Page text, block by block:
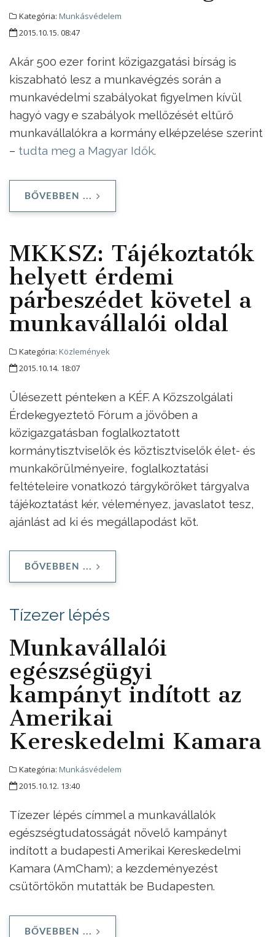
Kategória: Munkásvédelem
2015.10.15. 08:47
Akár 500 ezer forint közigazgatási bírság is
kiszabható lesz a munkavégzés során a
munkavédelmi szabályokat figyelmen kívül
hagyó vagy e szabályok mellőzését eltűrő
munkavállalókra a kormány elképzelése szerint
– tudta meg a Magyar Idők.
BŐVEBBEN ...
MKKSZ: Tájékoztatók
helyett érdemi
párbeszédet követel a
munkavállalói oldal
Kategória: Közlemények
2015.10.14. 18:07
Ülésezett pénteken a KÉF. A Közszolgálati
Érdekegyeztető Fórum a jövőben a
közigazgatásban foglalkoztatott
kormánytisztviselők és köztisztviselők élet- és
munkakörülményeire, foglalkoztatási
feltételeire vonatkozó tárgyköröket tárgyalva
tájékoztatást kér, véleményez, javaslatot tesz,
ajánlást ad ki és megállapodást köt.
BŐVEBBEN ...
Tízezer lépés
Munkavállalói
egészségügyi
kampányt indított az
Amerikai
Kereskedelmi Kamara
Kategória: Munkásvédelem
2015.10.12. 13:40
Tízezer lépés címmel a munkavállalók
egészségtudatosságát növelő kampányt
indított a budapesti Amerikai Kereskedelmi
Kamara (AmCham); a kezdeményezést
csütörtökön mutatták be Budapesten.
BŐVEBBEN ...